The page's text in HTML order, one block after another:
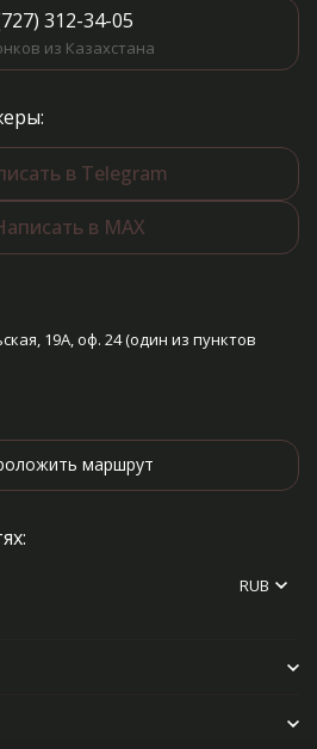
312-34-05
из Казахстана
в Telegram
в MAX
19А, оф. 24 (один из пунктов
маршрут
RUB